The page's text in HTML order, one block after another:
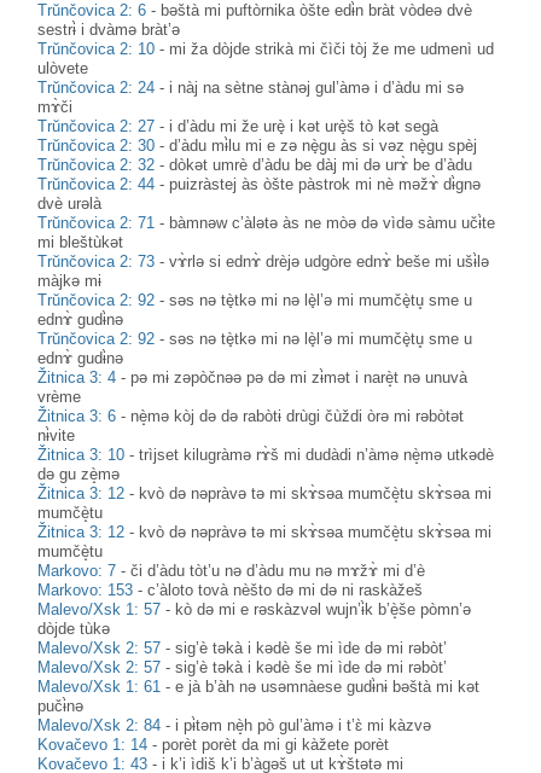
Trŭnčovica 2: 6 - bəštà mi puftòrnika òšte edɨ̀n bràt vòdeə dvè
sestrɨ̀ i dvàmə bràt’ə
Trŭnčovica 2: 10 - mi ža dòjde strikà mi čìči tòj že me udmenì ud
ulòvete
Trŭnčovica 2: 24 - i nàj na sètne stànəj gul’àmə i d’àdu mi sə
mɤ̀či
Trŭnčovica 2: 27 - i d’àdu mi že urè̟ i kət urè̟š tò kət segà
Trŭnčovica 2: 30 -d’àdu mɨ̀lu mi e zə nè̟gu às si vəz nè̟gu spèj
Trŭnčovica 2: 32 -dòkət umrè d’àdu be dàj mi də urɤ̀ be d’àdu
Trŭnčovica 2: 44 -puizràstej às òšte pàstrok mi nè məžɤ̀ dɨ̀gnə
dvè urəlà
Trŭnčovica 2: 71 - bàmnəw c’àlətə às ne mòə də vìdə sàmu učɨ̀te
mi bleštùkət
Trŭnčovica 2: 73 -vɤ̀rlə si ednɤ̀ drèjə udgòre ednɤ̀ beše mi ušɨ̀lə
màjkə mɨ
Trŭnčovica 2: 92 -səs nə tè̟tkə mi nə lè̟l’ə mi mumčè̟tu̥ sme u
ednɤ̀ gudɨ̀nə
Trŭnčovica 2: 92 -səs nə tè̟tkə mi nə lè̟l’ə mi mumčè̟tu̥ sme u
ednɤ̀ gudɨ̀nə
Žitnica 3: 4 -pə mɨ zəpòčnəə pə də mi zɨ̀mət i narè̝t nə unuvà
vrème
Žitnica 3: 6 - nè̝mə kòj də də rabòtɨ drùgi čùždi òrə mi rəbòtət
nɨ̀vite
Žitnica 3: 10 -trìjset kilugràmə rɤ̀š mi dudàdi n’àmə nè̝mə utkədè
də gu zè̝mə
Žitnica 3: 12 - kvò də nəpràvə tə mi skɤ̀səa mumčè̝tu skɤ̀səa mi
mumčè̝tu
Žitnica 3: 12 - kvò də nəpràvə tə mi skɤ̀səa mumčè̝tu skɤ̀səa mi
mumčè̝tu
Markovo: 7 -či d’àdu tòt’u nə d’àdu mu nə mɤžɤ̀ mi d’è
Markovo: 153 -c’àloto tovà nèšto də mi də ni raskàžeš
Malevo/Xsk 1: 57 - kò də mi e rəskàzvəl wujn’ɨ̀k b’è̝še pòmn’ə
dòjde tùkə
Malevo/Xsk 2: 57 -sig’è təkà i kədè še mi ìde də mi rəbòt’
Malevo/Xsk 2: 57 -sig’è təkà i kədè še mi ìde də mi rəbòt’
Malevo/Xsk 1: 61 -e jà b’àh nə usəmnàese gudɨ̀nɨ bəštà mi kət
pučɨ̀nə
Malevo/Xsk 2: 84 - i pɨ̀təm nè̝h pò gul’àmə i t’ɛ̀ mi kàzvə
Kovačevo 1: 14 -porèt porèt da mi gi kàžete porèt
Kovačevo 1: 43 - i k’i ìdiš k’i b’àgəš ut ut kɤ̀štətə mi